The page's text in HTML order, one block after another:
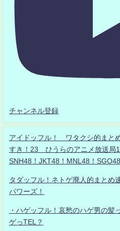
チャンネル登録
アイドッフル！ ワタクシ的まと
すき！23 ひうらのアニメ放送局
SNH48！JKT48！MNL48！
タダッフル！ネトゲ廃人的まとめ
パワーズ！
・ハゲッフル！哀愁のハゲ男の髪
ゲっTEL？